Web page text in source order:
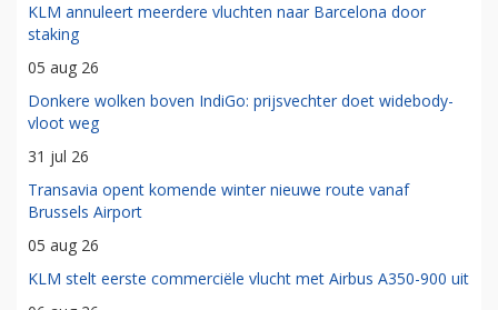
KLM annuleert meerdere vluchten naar Barcelona door
staking
05 aug 26
Donkere wolken boven IndiGo: prijsvechter doet widebody-
vloot weg
31 jul 26
Transavia opent komende winter nieuwe route vanaf
Brussels Airport
05 aug 26
KLM stelt eerste commerciële vlucht met Airbus A350-900 uit